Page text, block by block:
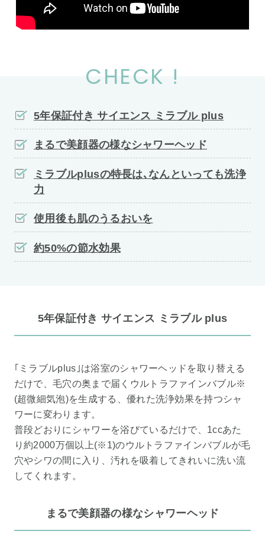
CHECK !
5年保証付き サイエンス ミラブル plus
まるで美顔器の様なシャワーヘッド
ミラブルplusの特長は､なんといっても洗浄
力
使用後も肌のうるおいを
約50%の節水効果
5年保証付き サイエンス ミラブル plus
｢ミラブルplus｣は浴室のシャワーヘッドを取り替える
だけで、毛穴の奥まで届くウルトラファインバブル※
(超微細気泡)を生成する、優れた洗浄効果を持つシャ
ワーに変わります。
普段どおりにシャワーを浴びているだけで、1ccあた
り約2000万個以上(※1)のウルトラファインバブルが毛
穴やシワの間に入り、汚れを吸着してきれいに洗い流
してくれます。
まるで美顔器の様なシャワーヘッド